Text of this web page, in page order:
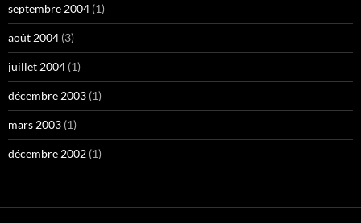
septembre 2004 (1)
août 2004 (3)
juillet 2004 (1)
décembre 2003 (1)
mars 2003 (1)
décembre 2002 (1)